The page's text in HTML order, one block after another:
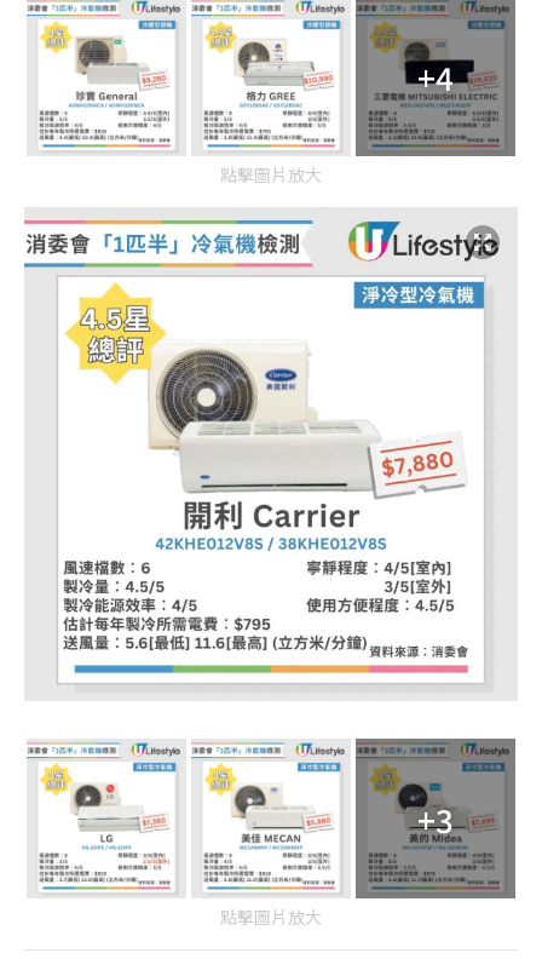
+4
點擊圖片放大
+3
點擊圖片放大